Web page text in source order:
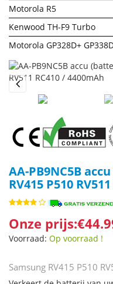
Motorola R5
Kenwood TH-F9 Turbo
Motorola GP328D+
Previous
AA-PB9NC5B
RV415 P510
Onze
Voorraad: Op voorraad !
Samsung RV415 P510